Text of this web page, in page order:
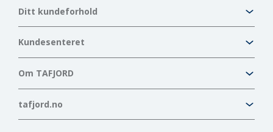
Ditt kundeforhold
Kundesenteret
Om TAFJORD
tafjord.no